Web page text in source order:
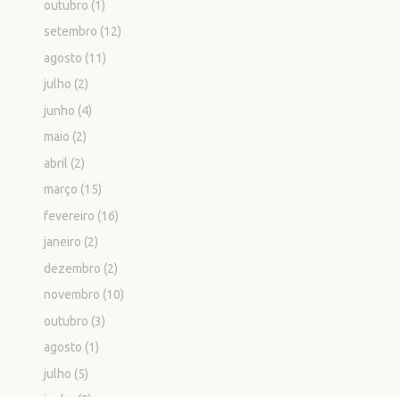
outubro (1)
setembro (12)
agosto (11)
julho (2)
junho (4)
maio (2)
abril (2)
março (15)
fevereiro (16)
janeiro (2)
dezembro (2)
novembro (10)
outubro (3)
agosto (1)
julho (5)